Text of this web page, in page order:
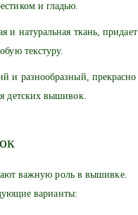
и гладью.
и натуральная ткань, придает
текстуру.
и разнообразный, прекрасно
детских вышивок.
важную роль в вышивке.
варианты: